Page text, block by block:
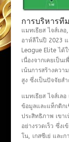
การบริหารที
แมทเธียส ไจส์เล
อาห์ลีในปี 2023
League Elite ได้
เนื่องจากเคยเป็น
เน้นการสร้างควา
สูง ซึ่งเป็นปัจจัยส
แมทเธียส ไจส์เล
ข้อมูลและแท็กติก
ประสิทธิภาพ เขาเ
อย่างรวดเร็ว ซึ่ง
โน, เกสซีเย่ และก